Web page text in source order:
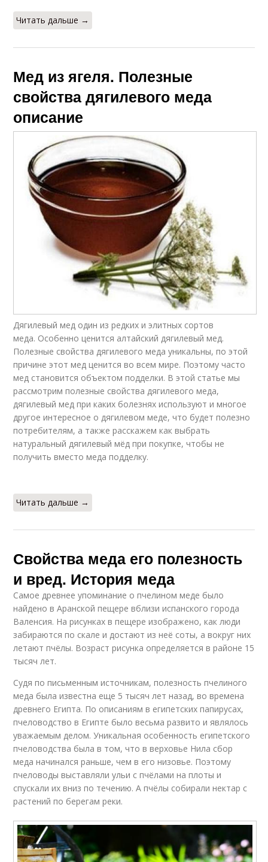
Читать дальше →
Мед из ягеля. Полезные
свойства дягилевого меда
описание
Дягилевый мед один из редких и элитных сортов
меда. Особенно ценится алтайский дягилевый мед.
Полезные свойства дягилевого меда уникальны, по этой
причине этот мед ценится во всем мире. Поэтому часто
мед становится объектом подделки. В этой статье мы
рассмотрим полезные свойства дягилевого меда,
дягилевый мед при каких болезнях используют и многое
другое интересное о дягилевом меде, что будет полезно
потребителям, а также расскажем как выбрать
натуральный дягилевый мёд при покупке, чтобы не
получить вместо меда подделку.
Читать дальше →
Свойства меда его полезность
и вред. История меда
Самое древнее упоминание о пчелином меде было
найдено в Аранской пещере вблизи испанского города
Валенсия. На рисунках в пещере изображено, как люди
забираются по скале и достают из неё соты, а вокруг них
летают пчёлы. Возраст рисунка определяется в районе 15
тысяч лет.
Судя по письменным источникам, полезность пчелиного
меда была известна еще 5 тысяч лет назад, во времена
древнего Египта. По описаниям в египетских папирусах,
пчеловодство в Египте было весьма развито и являлось
уважаемым делом. Уникальная особенность египетского
пчеловодства была в том, что в верховье Нила сбор
меда начинался раньше, чем в его низовье. Поэтому
пчеловоды выставляли ульи с пчёлами на плоты и
спускали их вниз по течению. А пчёлы собирали нектар с
растений по берегам реки.